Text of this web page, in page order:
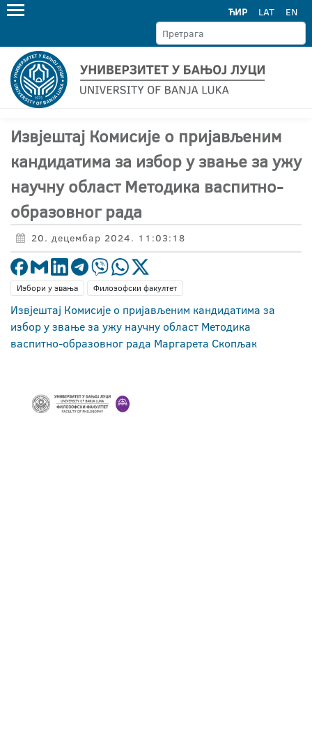
ЋИР LAT EN
Извјештај Комисије о пријављеним
кандидатима за избор у звање за ужу
научну област Методика васпитно-
образовног рада
20. децембар 2024. 11:03:18
Избори у звања Филозофски факултет
Извјештај Комисије о пријављеним кандидатима за
избор у звање за ужу научну област Методика
васпитно-образовног рада Маргарета Скопљак